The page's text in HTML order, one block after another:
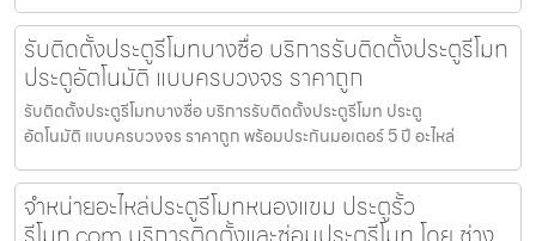
รับติดตั้งประตูรีโมทบางซื่อ บริการรับติดตั้งประตูรีโมท
ประตูอัตโนมัติ แบบครบวงจร ราคาถูก
รับติดตั้งประตูรีโมทบางซื่อ บริการรับติดตั้งประตูรีโมท ประตู
อัตโนมัติ แบบครบวงจร ราคาถูก พร้อมประกันมอเตอร์ 5 ปี อะไหล่
จำหน่ายอะไหล่ประตูรีโมทหนองแขม ประตูรั้ว